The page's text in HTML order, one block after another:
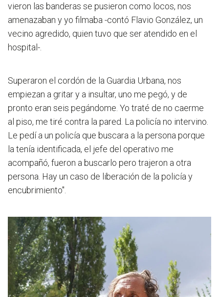
vieron las banderas se pusieron como locos, nos
amenazaban y yo filmaba -contó Flavio González, un
vecino agredido, quien tuvo que ser atendido en el
hospital-.
Superaron el cordón de la Guardia Urbana, nos
empiezan a gritar y a insultar, uno me pegó, y de
pronto eran seis pegándome. Yo traté de no caerme
al piso, me tiré contra la pared. La policía no intervino.
Le pedí a un policía que buscara a la persona porque
la tenía identificada, el jefe del operativo me
acompañó, fueron a buscarlo pero trajeron a otra
persona. Hay un caso de liberación de la policía y
encubrimiento".